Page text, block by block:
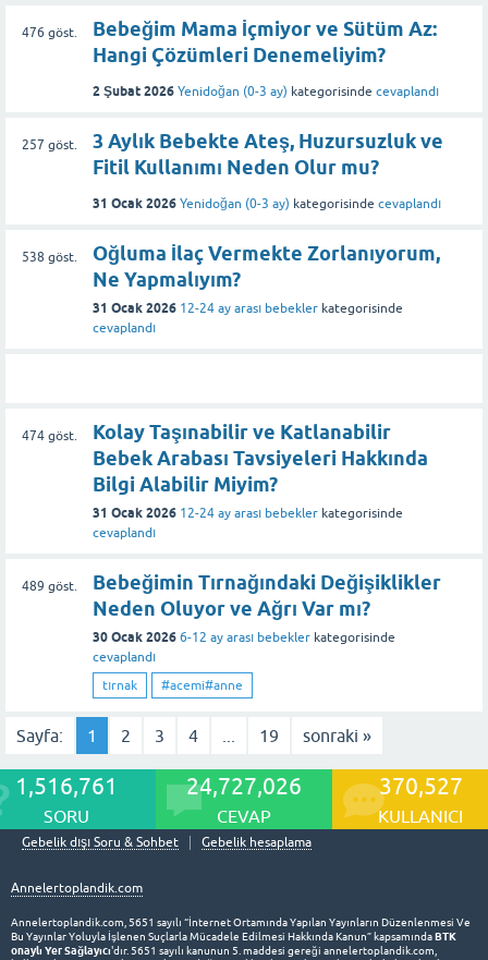
476 göst.
Bebeğim Mama İçmiyor ve Sütüm Az:
Hangi Çözümleri Denemeliyim?
2 Şubat 2026 Yenidoğan (0-3 ay) kategorisinde cevaplandı
257 göst.
3 Aylık Bebekte Ateş, Huzursuzluk ve
Fitil Kullanımı Neden Olur mu?
31 Ocak 2026 Yenidoğan (0-3 ay) kategorisinde cevaplandı
538 göst.
Oğluma İlaç Vermekte Zorlanıyorum,
Ne Yapmalıyım?
31 Ocak 2026 12-24 ay arası bebekler kategorisinde
cevaplandı
474göst.
Kolay Taşınabilir ve Katlanabilir
Bebek Arabası Tavsiyeleri Hakkında
Bilgi Alabilir Miyim?
31 Ocak 2026 12-24 ay arası bebekler kategorisinde
cevaplandı
489 göst.
Bebeğimin Tırnağındaki Değişiklikler
Neden Oluyor ve Ağrı Var mı?
30 Ocak 2026 6-12 ay arası bebekler kategorisinde
cevaplandı
tırnak
#acemi#anne
Sayfa: 1 2 3 4 19 sonraki »
1,516,761
SORU
24,727,026
CEVAP
370,527
KULLANICI
Gebelik dışı Soru & Sohbet Gebelik hesaplama
Annelertoplandik.com
Annelertoplandik.com, 5651 sayılı “İnternet Ortamında Yapılan Yayınların Düzenlenmesi Ve
Bu Yayınlar Yoluyla İşlenen Suçlarla Mücadele Edilmesi Hakkında Kanun” kapsamındaBTK
onaylı Yer Sağlayıcı'dır. 5651 sayılı kanunun 5. maddesi gereği annelertoplandik.com,